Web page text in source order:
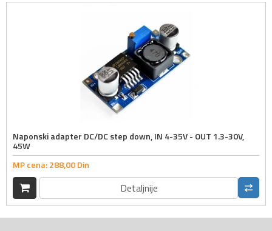
Naponski adapter DC/DC step down, IN 4-35V - OUT 1.3-30V,
45W
MP cena:288,00Din
Detaljnije